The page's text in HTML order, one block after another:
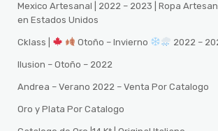
Mexico Artesanal | 2022 – 2023 | Ropa
en Estados Unidos
Cklass | Otoño – Invierno 2022 –
Ilusion – Otoño – 2022
Andrea – Verano 2022 – Venta Por Catalogo
Oro y Plata Por Catalogo